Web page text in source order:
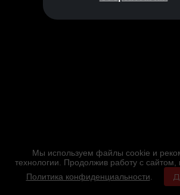
Мы используем файлы cookie и
технологии. Продолжив работу с сайтом,
Политика конфиденциальности